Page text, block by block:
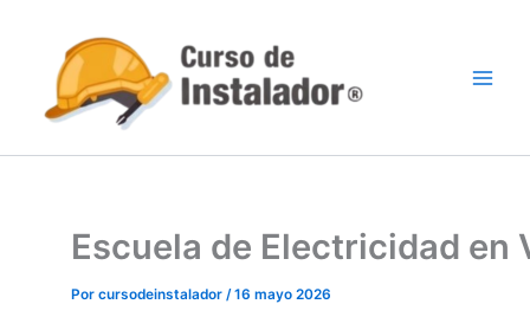
contenido
Escuela de Electricidad en
Por cursodeinstalador /16 mayo 2026